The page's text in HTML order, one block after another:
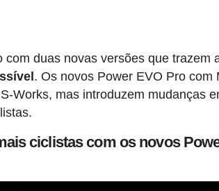
duas novas versões que trazem
. Os novos Power EVO Pro com
Works, mas introduzem mudanças
ciclistas com os novos